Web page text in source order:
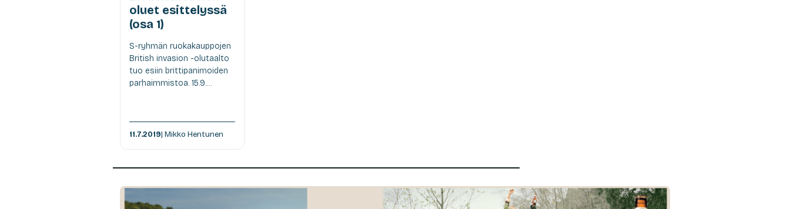
oluet esittelyssä
(osa 1)
S-ryhmän ruokakauppojen
British invasion -olutaalto
tuo esiin brittipanimoiden
parhaimmistoa. 15.9....
11.7.2019| Mikko Hentunen